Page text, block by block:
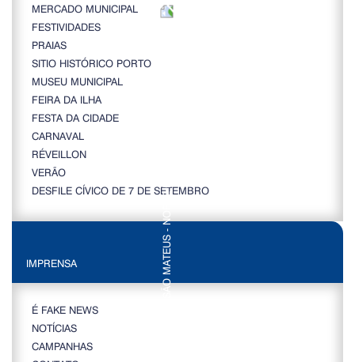
MERCADO MUNICIPAL
FESTIVIDADES
PRAIAS
SITIO HISTÓRICO PORTO
MUSEU MUNICIPAL
FEIRA DA ILHA
FESTA DA CIDADE
CARNAVAL
RÉVEILLON
VERÃO
DESFILE CÍVICO DE 7 DE SETEMBRO
IMPRENSA
É FAKE NEWS
NOTÍCIAS
CAMPANHAS